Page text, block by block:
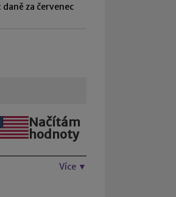
za červenec
Načítám
hodnoty
Více ▼